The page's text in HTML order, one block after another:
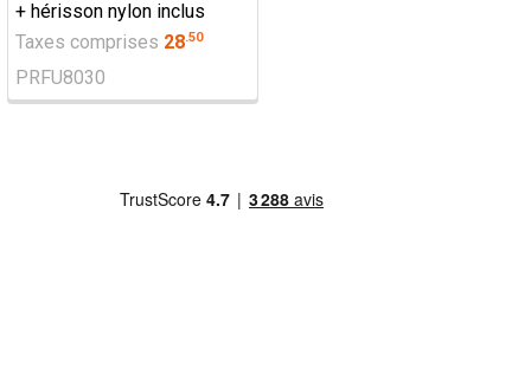
+ hérisson nylon inclus
Taxes comprises 28.50
PRFU8030